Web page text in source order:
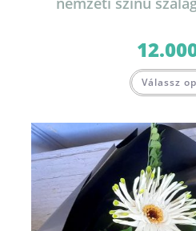
Válassz